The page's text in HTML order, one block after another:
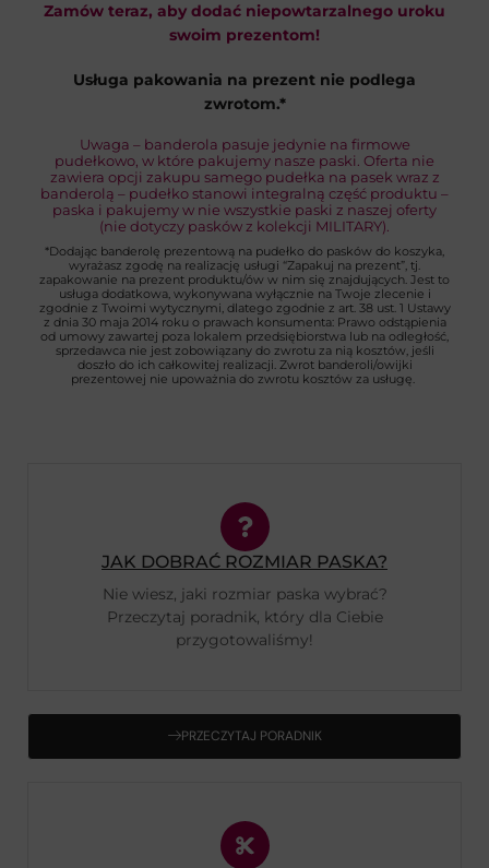
Zamów teraz, aby dodać niepowtarzalnego uroku
swoim prezentom!
Usługa pakowania na prezent nie podlega
zwrotom.*
Uwaga – banderola pasuje jedynie na firmowe
pudełkowo, w które pakujemy nasze paski. Oferta nie
zawiera opcji zakupu samego pudełka na pasek wraz z
banderolą – pudełko stanowi integralną część produktu –
paska i pakujemy w nie wszystkie paski z naszej oferty
(nie dotyczy pasków z kolekcji MILITARY).
*Dodając banderolę prezentową na pudełko do pasków do koszyka,
wyrażasz zgodę na realizację usługi “Zapakuj na prezent”, tj.
zapakowanie na prezent produktu/ów w nim się znajdujących. Jest to
usługa dodatkowa, wykonywana wyłącznie na Twoje zlecenie i
zgodnie z Twoimi wytycznymi, dlatego zgodnie z art. 38 ust. 1 Ustawy
z dnia 30 maja 2014 roku o prawach konsumenta: Prawo odstąpienia
od umowy zawartej poza lokalem przedsiębiorstwa lub na odległość,
sprzedawca nie jest zobowiązany do zwrotu za nią kosztów, jeśli
doszło do ich całkowitej realizacji. Zwrot banderoli/owijki
prezentowej nie upoważnia do zwrotu kosztów za usługę.
JAK DOBRAĆ ROZMIAR PASKA?
Nie wiesz, jaki rozmiar paska wybrać?
Przeczytaj poradnik, który dla Ciebie
przygotowaliśmy!
PRZECZYTAJ PORADNIK